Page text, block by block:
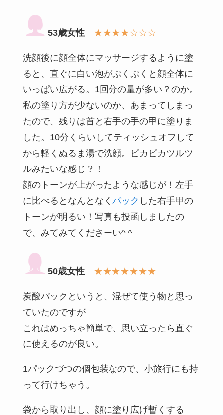
53歳女性 ★★★★☆☆☆
洗顔後に顔全体にマッサージするように塗
ると、直ぐに白い泡がぷくぷくと顔全体に
いっぱい広がる。1回分の量が多い？のか。
私の塗り方が少ないのか、あまってしまっ
たので、残りは首と右手の手の甲に塗りま
した。10分くらいしてティッシュオフして
から軽くぬるま湯で洗顔。ピカピカツルツ
ルみたいな感じ？！
顔のトーンが上がったような感じが！左手
に比べるとなんとなく パック した右手甲の
トーンが明るい！写真も投函しましたの
で、みてみてくださーい^ ^
50歳女性 ★★★★★★★
炭酸パックというと、混ぜて使う物と思っ
ていたのですが
これはめっちゃ簡単で、思い立ったら直ぐ
に使えるのが良い。
1パックづつの個包装なので、小旅行にも持
って行けちゃう。
袋から取り出し、顔に塗り広げ暫くする